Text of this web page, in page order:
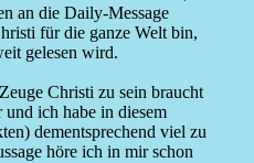
an die Daily-Message
für die ganze Welt bin,
gelesen wird.
Christi zu sein braucht
ich habe in diesem
dementsprechend viel zu
höre ich in mir schon